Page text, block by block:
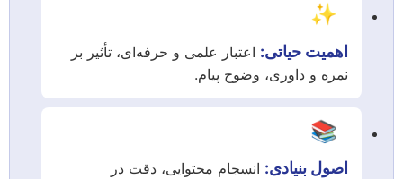
✨
اهمیت حیاتی: اعتبار علمی و حرفه‌ای، تأثیر بر
نمره و داوری، وضوح پیام.
📚
اصول بنیادی: انسجام محتوایی، دقت در